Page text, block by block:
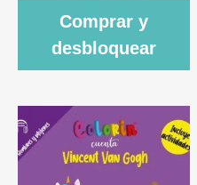
Comprar y
desbloquear